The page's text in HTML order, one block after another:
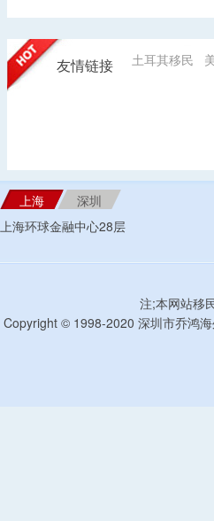
友情链接 土耳其移民
上海
深圳
上海环球金融中心28层
注;本网站移
Copyright © 1998-2020 深圳市乔鸿